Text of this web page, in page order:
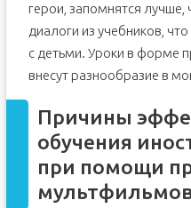
герои, запомнятся
диалоги из учебников,
с детьми. Уроки в форме
внесут разнообразие в
Причины
обучения
при помощи